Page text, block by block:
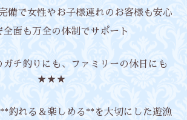
で女性やお子様連れのお客様も安心
面も万全の体制でサポート
チ釣りにも、ファミリーの休日にも
★★★
れる＆楽しめる**を大切にした遊漁